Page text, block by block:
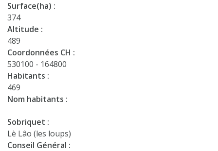
Surface(ha) :
374
Altitude :
489
Coordonnées CH :
530100 - 164800
Habitants :
469
Nom habitants :
Sobriquet :
Lè Lâo (les loups)
Conseil Général :